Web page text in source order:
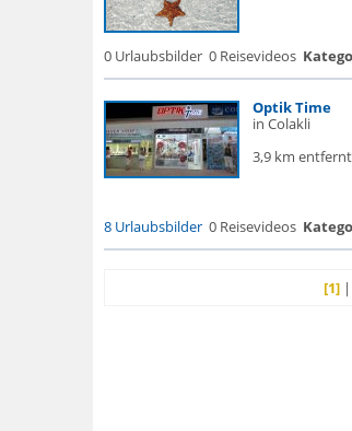
0 Urlaubsbilder 0 Reisevideos
Optik Time
in Colakli
3,9 km entfernt
8 Urlaubsbilder 0 Reisevideos
[1]